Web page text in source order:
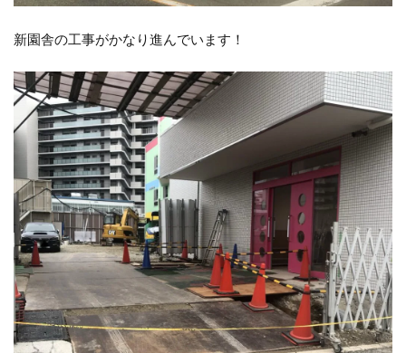
新園舎の工事がかなり進んでいます！